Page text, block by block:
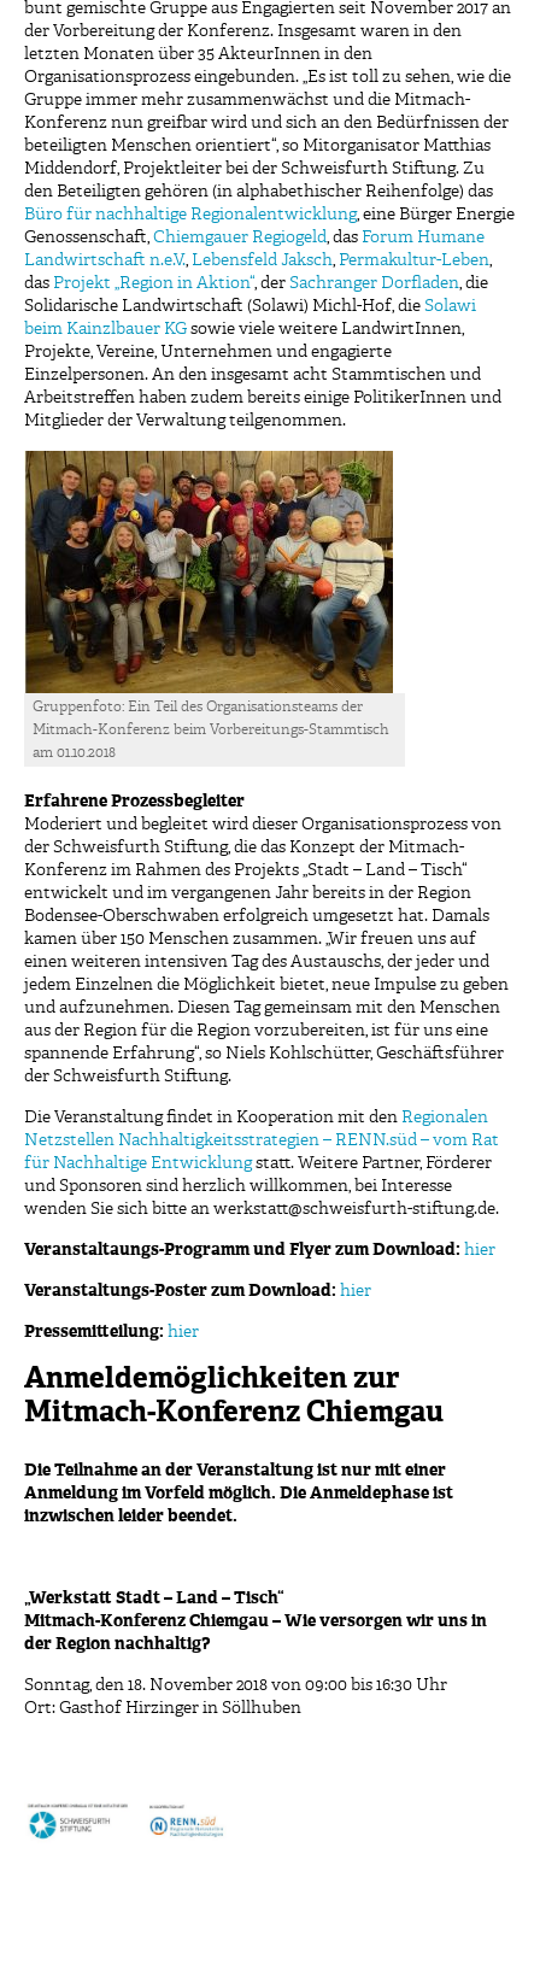
bunt gemischte Gruppe aus Engagierten seit November 2017 an
der Vorbereitung der Konferenz. Insgesamt waren in den
letzten Monaten über 35 AkteurInnen in den
Organisationsprozess eingebunden. „Es ist toll zu sehen, wie die
Gruppe immer mehr zusammenwächst und die Mitmach-
Konferenz nun greifbar wird und sich an den Bedürfnissen der
beteiligten Menschen orientiert“, so Mitorganisator Matthias
Middendorf, Projektleiter bei der Schweisfurth Stiftung. Zu
den Beteiligten gehören (in alphabethischer Reihenfolge) das
Büro für nachhaltige Regionalentwicklung, eine Bürger Energie
Genossenschaft, Chiemgauer Regiogeld, das Forum Humane
Landwirtschaft n.e.V., Lebensfeld Jaksch, Permakultur-Leben,
das Projekt „Region in Aktion“, der Sachranger Dorfladen, die
Solidarische Landwirtschaft (Solawi) Michl-Hof, die Solawi
beim Kainzlbauer KG sowie viele weitere LandwirtInnen,
Projekte, Vereine, Unternehmen und engagierte
Einzelpersonen. An den insgesamt acht Stammtischen und
Arbeitstreffen haben zudem bereits einige PolitikerInnen und
Mitglieder der Verwaltung teilgenommen.
Gruppenfoto: Ein Teil des Organisationsteams der
Mitmach-Konferenz beim Vorbereitungs-Stammtisch
am 01.10.2018
Erfahrene Prozessbegleiter
Moderiert und begleitet wird dieser Organisationsprozess von
der Schweisfurth Stiftung, die das Konzept der Mitmach-
Konferenz im Rahmen des Projekts „Stadt – Land – Tisch“
entwickelt und im vergangenen Jahr bereits in der Region
Bodensee-Oberschwaben erfolgreich umgesetzt hat. Damals
kamen über 150 Menschen zusammen. „Wir freuen uns auf
einen weiteren intensiven Tag des Austauschs, der jeder und
jedem Einzelnen die Möglichkeit bietet, neue Impulse zu geben
und aufzunehmen. Diesen Tag gemeinsam mit den Menschen
aus der Region für die Region vorzubereiten, ist für uns eine
spannende Erfahrung“, so Niels Kohlschütter, Geschäftsführer
der Schweisfurth Stiftung.
Die Veranstaltung findet in Kooperation mit den Regionalen
Netzstellen Nachhaltigkeitsstrategien – RENN.süd – vom Rat
für Nachhaltige Entwicklungstatt. Weitere Partner, Förderer
und Sponsoren sind herzlich willkommen, bei Interesse
wenden Sie sich bitte an werkstatt@schweisfurth-stiftung.de.
Veranstaltaungs-Programm und Flyer zum Download: hier
Veranstaltungs-Poster zum Download: hier
Pressemitteilung: hier
Anmeldemöglichkeiten zur
Mitmach-Konferenz Chiemgau
Die Teilnahme an der Veranstaltung ist nur mit einer
Anmeldung im Vorfeld möglich. Die Anmeldephase ist
inzwischen leider beendet.
„Werkstatt Stadt – Land – Tisch“
Mitmach-Konferenz Chiemgau – Wie versorgen wir uns in
der Region nachhaltig?
Sonntag, den 18. November 2018 von 09:00 bis 16:30 Uhr
Ort: Gasthof Hirzinger in Söllhuben